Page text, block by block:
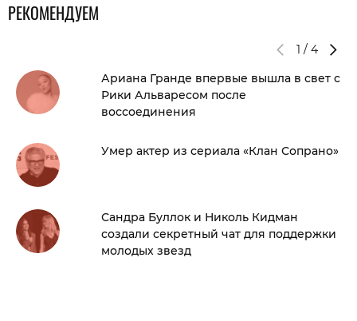
РЕКОМЕНДУЕМ
1 / 4
Ариана Гранде впервые вышла в свет с
Рики Альваресом после
воссоединения
Умер актер из сериала «Клан Сопрано»
Сандра Буллок и Николь Кидман
создали секретный чат для поддержки
молодых звезд